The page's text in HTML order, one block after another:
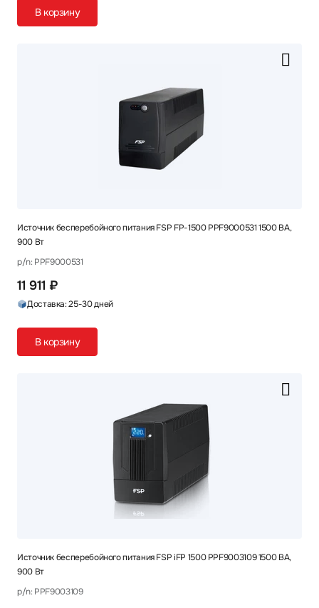
В корзину
Источник бесперебойного питания FSP FP-1500 PPF9000531 1500 ВА,
900 Вт
p/n: PPF9000531
11 911 ₽
Доставка: 25-30 дней
В корзину
Источник бесперебойного питания FSP iFP 1500 PPF9003109 1500 ВА,
900 Вт
p/n: PPF9003109